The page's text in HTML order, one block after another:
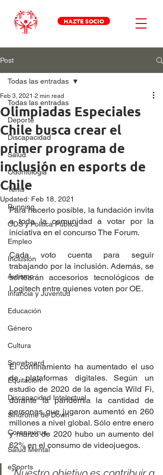
HAZTE SOCIO
Post
Todas las entradas
Deporte
Discapacidad
Salud
Odontologia
Tenis
Running
ODS y Política Pública
Empleo
Inclusión
Autismo
Infancia y Juventud
Educación
Género
Cultura
Snowboard
Equitación
Discapacidad Intelectual
Síndrome de Down
Coronavirus
Salud Mental
eSports
Todas las entradas
Olimpiadas Especiales
Chile busca crear el
primer programa de
inclusión en esports de
Chile
Feb 3, 2021 2 min read
Updated: Feb 18, 2021
Para hacerlo posible, la fundación invita
a toda la comunidad a votar por la
iniciativa en el concurso The Forum.
Cada voto cuenta para seguir
trabajando por la inclusión. Además, se
sortearán accesorios tecnológicos de
Logitech entre quienes voten por OE.
El confinamiento ha aumentado el uso
de plataformas digitales. Según un
estudio de 2020 de la agencia Wild Fi,
durante la pandemia la cantidad de
personas que jugaron aumentó en 260
millones a nivel global. Sólo entre enero
y marzo de 2020 hubo un aumento del
62% en el consumo de videojuegos.